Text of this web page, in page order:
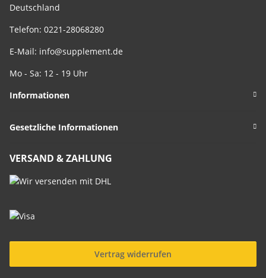
Deutschland
Telefon: 0221-28068280
E-Mail: info@supplement.de
Mo - Sa: 12 - 19 Uhr
Informationen
Gesetzliche Informationen
VERSAND & ZAHLUNG
Vertrag widerrufen